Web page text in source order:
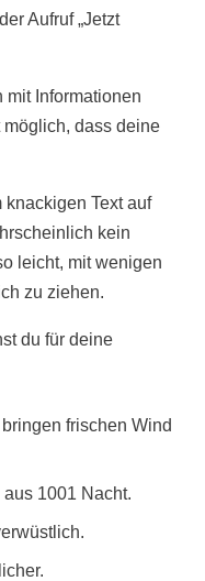
Aufruf „Jetzt
mit Informationen
möglich, dass deine
knackigen Textauf
kein
leicht, mit wenigen
zu ziehen.
du für deine
frischen Wind
1001 Nacht.